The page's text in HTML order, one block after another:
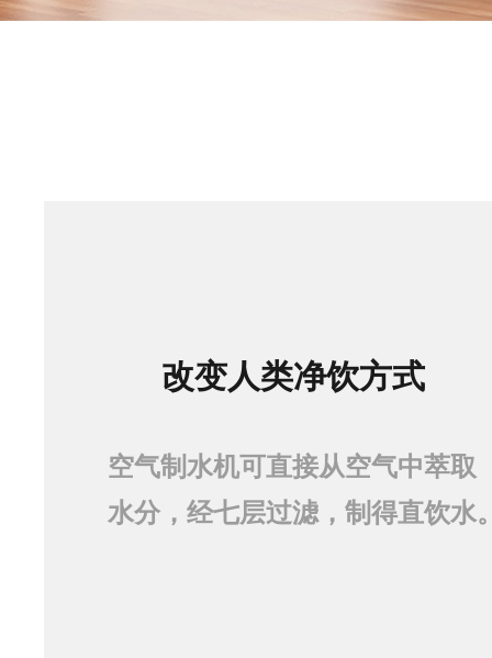
改变人类净饮方式
空气制水机可直接从空气中萃取
水分，经七层过滤，制得直饮水